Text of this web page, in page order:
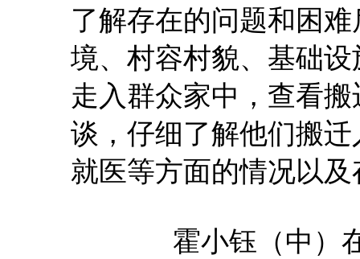
了解存在的问题和困
境、村容村貌、基础
走入群众家中，查看
谈，仔细了解他们搬
就医等方面的情况以
霍小钰（中）